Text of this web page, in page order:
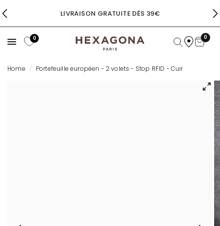
DÈS 39€ AVANTAGE ÉTUDIANT
0 0
Home / Portefeuille européen - 2 volets - Stop RFID - Cuir